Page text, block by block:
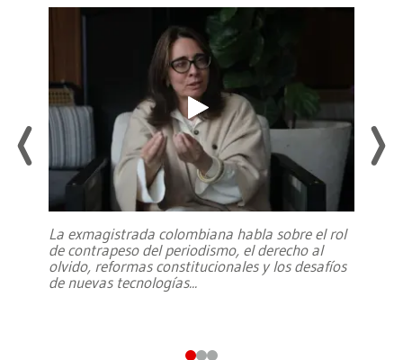
La exmagistrada colombiana habla sobre el rol
de contrapeso del periodismo, el derecho al
olvido, reformas constitucionales y los desafíos
de nuevas tecnologías...